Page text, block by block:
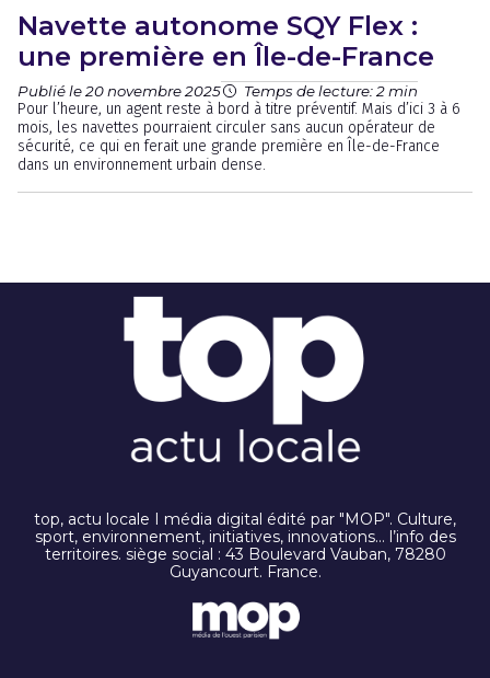
Navette autonome SQY Flex :
une première en Île-de-France
Publié le 20 novembre 2025 Temps de lecture: 2 min
Pour l’heure, un agent reste à bord à titre préventif. Mais d’ici 3 à 6
mois, les navettes pourraient circuler sans aucun opérateur de
sécurité, ce qui en ferait une grande première en Île-de-France
dans un environnement urbain dense.
top, actu locale I média digital édité par "MOP". Culture,
sport, environnement, initiatives, innovations… l’info des
territoires. siège social : 43 Boulevard Vauban, 78280
Guyancourt. France.